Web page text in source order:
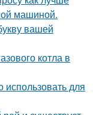
машиной.
вашей
котла в
для